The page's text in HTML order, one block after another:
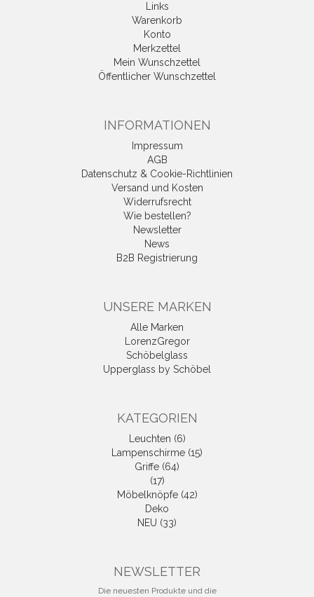
Links
Warenkorb
Konto
Merkzettel
Mein Wunschzettel
Öffentlicher Wunschzettel
INFORMATIONEN
Impressum
AGB
Datenschutz & Cookie-Richtlinien
Versand und Kosten
Widerrufsrecht
Wie bestellen?
Newsletter
News
B2B Registrierung
UNSERE MARKEN
Alle Marken
LorenzGregor
Schöbelglass
Upperglass by Schöbel
KATEGORIEN
Leuchten (6)
Lampenschirme (15)
Griffe (64)
(17)
Möbelknöpfe (42)
Deko
NEU (33)
NEWSLETTER
Die neuesten Produkte und die